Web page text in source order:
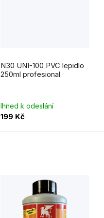
N30 UNI-100 PVC lepidlo
250ml profesional
Ihned k odeslání
199 Kč